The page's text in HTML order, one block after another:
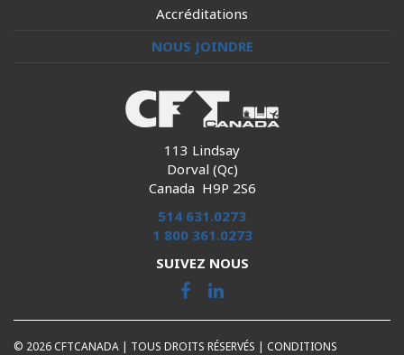
Accréditations
NOUS JOINDRE
113 Lindsay
Dorval (Qc)
Canada H9P 2S6
514 631.0273
1 800 361.0273
SUIVEZ NOUS
© 2026 CFTCANADA | TOUS DROITS RÉSERVÉS | CONDITIONS